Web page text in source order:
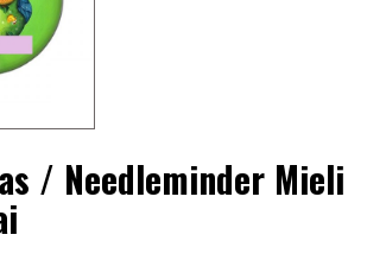
/ Needleminder Mieli